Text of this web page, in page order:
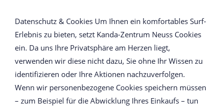
Anmeldung
Ich habe bereits ein Konto
Bitte melden Sie sich mit Ihrem Kennwort an.
Datenschutz & Cookies Um Ihnen ein komfortables Surf-
Erlebnis zu bieten, setzt Kanda-Zentrum Neuss Cookies
ein. Da uns Ihre Privatsphäre am Herzen liegt,
verwenden wir diese nicht dazu, Sie ohne Ihr Wissen zu
identifizieren oder Ihre Aktionen nachzuverfolgen.
Wenn wir personenbezogene Cookies speichern müssen
– zum Beispiel für die Abwicklung Ihres Einkaufs – tun